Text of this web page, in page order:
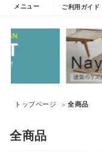
メニュー ご利用ガイド
トップページ 全商品
全商品